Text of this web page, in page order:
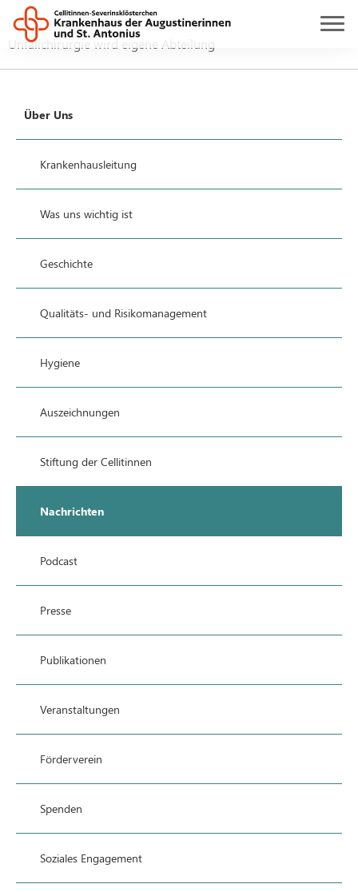
Home Über uns
Nachrichten
Unfallchirurgie wird eigene Abteilung
Über Uns
Krankenhausleitung
Was uns wichtig ist
Geschichte
Qualitäts- und Risikomanagement
Hygiene
Auszeichnungen
Stiftung der Cellitinnen
Nachrichten
Podcast
Presse
Publikationen
Veranstaltungen
Förderverein
Spenden
Soziales Engagement